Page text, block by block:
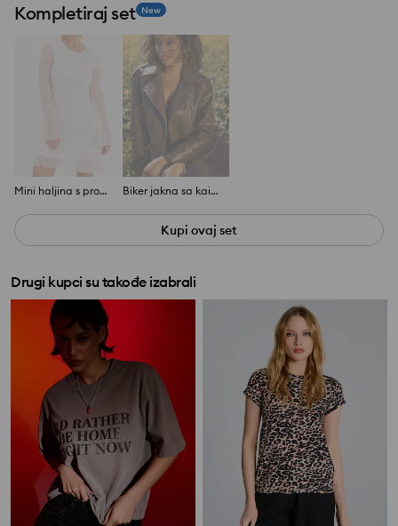
Kompletiraj set New
Mini haljina s prozirnim rukavima Biker jakna sa kaišem od veštačke kože
Kupi ovaj set
Drugi kupci su takođe izabrali